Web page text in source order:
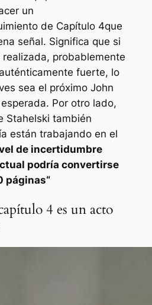
un
de Capítulo 4que
señal. Significa que si
probablemente
fuerte, lo
sea el próximo John
Por otro lado,
Stahelski también
están trabajando en el
de incertidumbre
podría convertirse
páginas“
4 es un acto